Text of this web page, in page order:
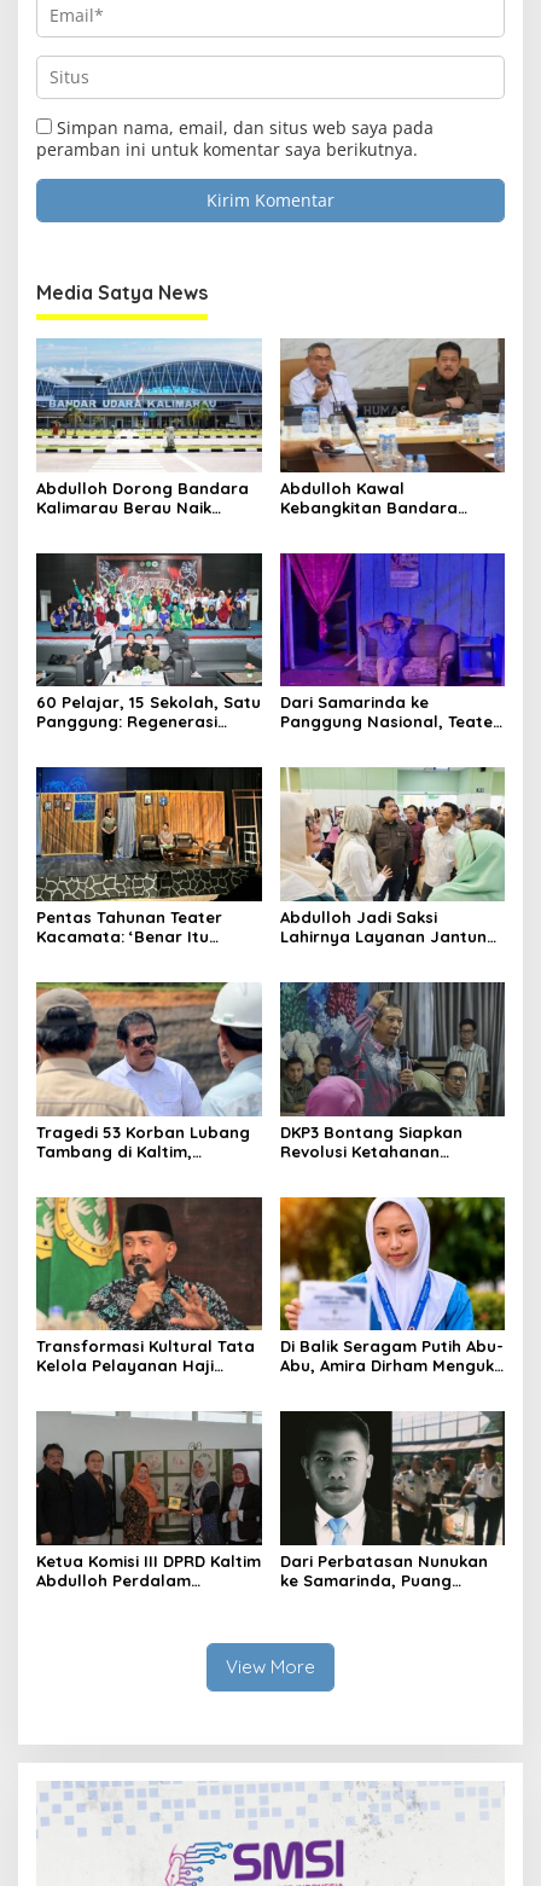
Simpan nama, email, dan situs web saya pada
peramban ini untuk komentar saya berikutnya.
Media Satya News
Abdulloh Dorong Bandara
Kalimarau Berau Naik
Abdulloh Kawal
Kebangkitan Bandara
Proyek Strategis
60 Pelajar, 15 Sekolah, Satu
Panggung: Regenerasi
Dari Samarinda ke
Panggung Nasional, Teater
Yogyakarta
Pentas Tahunan Teater
Kacamata: ‘Benar Itu
Abdulloh Jadi Saksi
Lahirnya Layanan Jantung
Rakyat
Tragedi 53 Korban Lubang
Tambang di Kaltim,
DKP3 Bontang Siapkan
Revolusi Ketahanan
Transformasi Kultural Tata
Kelola Pelayanan Haji
Di Balik Seragam Putih Abu-
Abu, Amira Dirham Mengukir
Ketua Komisi III DPRD Kaltim
Abdulloh Perdalam
Dari Perbatasan Nunukan
ke Samarinda, Puang
View More
Media Satya News
Masukkan Email Anda Untuk Mendapatkan Berita
Terupdate MEDIASATYA.CO.ID
Your
email
johnsmith@example.com
Submit